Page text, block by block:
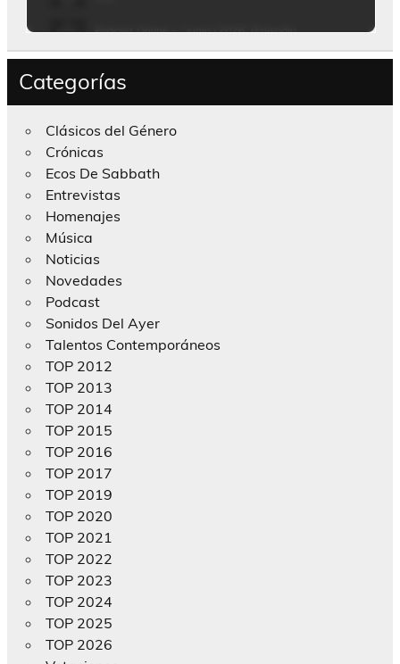
Categorías
Clásicos del Género
Crónicas
Ecos De Sabbath
Entrevistas
Homenajes
Música
Noticias
Novedades
Podcast
Sonidos Del Ayer
Talentos Contemporáneos
TOP 2012
TOP 2013
TOP 2014
TOP 2015
TOP 2016
TOP 2017
TOP 2019
TOP 2020
TOP 2021
TOP 2022
TOP 2023
TOP 2024
TOP 2025
TOP 2026